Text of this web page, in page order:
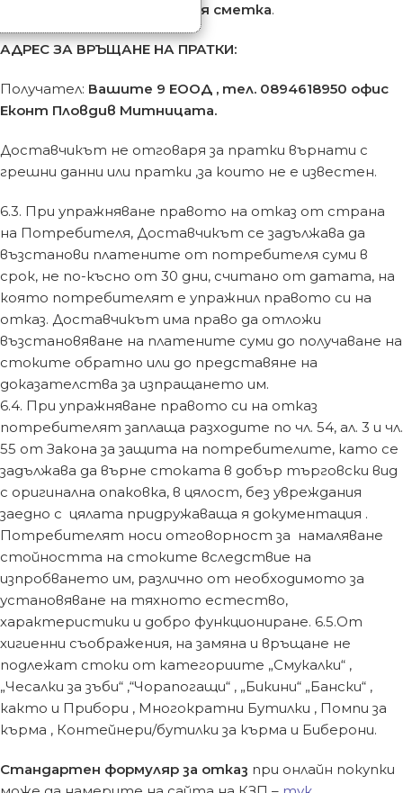
за своя сметка.
АДРЕС ЗА ВРЪЩАНЕ НА ПРАТКИ:
Получател: Вашите 9 ЕООД , тел. 0894618950 офис
Еконт Пловдив Митницата.
Доставчикът не отговаря за пратки върнати с
грешни данни или пратки ,за които не е известен.
6.3. При упражняване правото на отказ от страна
на Потребителя, Доставчикът се задължава да
възстанови платените от потребителя суми в
срок, не по-късно от 30 дни, считано от датата, на
която потребителят е упражнил правото си на
отказ. Доставчикът има право да отложи
възстановяване на платените суми до получаване на
стоките обратно или до представяне на
доказателства за изпращането им.
6.4. При упражняване правото си на отказ
потребителят заплаща разходите по чл. 54, ал. 3 и чл.
55 от Закона за защита на потребителите, като се
задължава да върне стоката в добър търговски вид
с оригинална опаковка, в цялост, без увреждания
заедно с цялата придружаваща я документация .
Потребителят носи отговорност за намаляване
стойността на стоките вследствие на
изпробването им, различно от необходимото за
установяване на тяхното естество,
характеристики и добро функциониране. 6.5.От
хигиенни съображения, на замяна и връщане не
подлежат стоки от категориите „Смукалки“ ,
„Чесалки за зъби“ ,“Чорапогащи“ , „Бикини“ „Бански“ ,
както и Прибори , Многократни Бутилки , Помпи за
кърма , Контейнери/бутилки за кърма и Биберони.
Стандартен формуляр за отказ при онлайн покупки